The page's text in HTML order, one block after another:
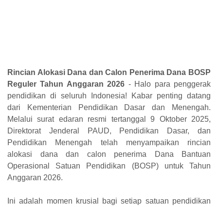
Rincian Alokasi Dana dan Calon Penerima Dana BOSP
Reguler Tahun Anggaran 2026 - Halo para penggerak
pendidikan di seluruh Indonesia! Kabar penting datang
dari Kementerian Pendidikan Dasar dan Menengah.
Melalui surat edaran resmi tertanggal 9 Oktober 2025,
Direktorat Jenderal PAUD, Pendidikan Dasar, dan
Pendidikan Menengah telah menyampaikan rincian
alokasi dana dan calon penerima Dana Bantuan
Operasional Satuan Pendidikan (BOSP) untuk Tahun
Anggaran 2026.
Ini adalah momen krusial bagi setiap satuan pendidikan